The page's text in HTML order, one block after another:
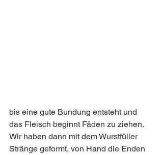
bis eine gute Bundung entsteht und
das Fleisch beginnt Fäden zu ziehen.
Wir haben dann mit dem Wurstfüller
Stränge geformt, von Hand die Enden